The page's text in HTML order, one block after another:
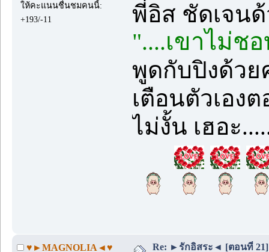
ให้คะแนนชื่นชมคนนี้:
+193/-11
พี่อิส ชัดเจน
"....เขาไม่ช
พูดกับปิงด้วย
เตือนตัวเอง
ไม่งั้น เฮอะ
♥►MAGNOLIA◄♥ Re: ►รักอิสระ◄ [ตอนที่ 21]